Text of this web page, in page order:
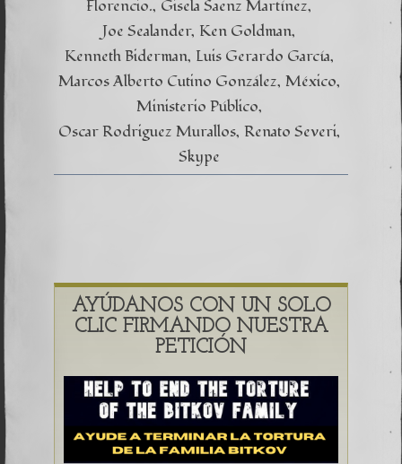
Florencio. Gisela Saenz Martínez
Joe Sealander Ken Goldman
Kenneth Biderman Luis Gerardo García
Marcos Alberto Cutino González México
Ministerio Público
Oscar Rodriguez Murallos Renato Severi
Skype
AYÚDANOS CON UN SOLO
CLIC FIRMANDO NUESTRA
PETICIÓN